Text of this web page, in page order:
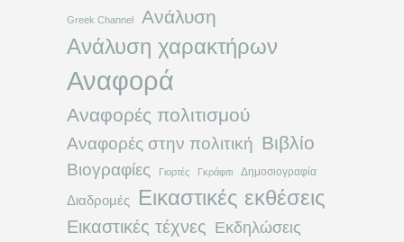
Greek Channel Ανάλυση
Ανάλυση χαρακτήρων
Αναφορά
Αναφορές πολιτισμού
Αναφορές στην πολιτική Βιβλίο
Βιογραφίες Γιορτές Γκράφιτι Δημοσιογραφία
Διαδρομές Εικαστικές εκθέσεις
Εικαστικές τέχνες Εκδηλώσεις